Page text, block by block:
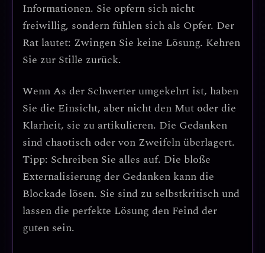
Informationen. Sie opfern sich nicht
freiwillig, sondern fühlen sich als Opfer. Der
Rat lautet: Zwingen Sie keine Lösung. Kehren
Sie zur Stille zurück.
WennAs der Schwerter umgekehrt ist, haben
Sie die Einsicht, aber nicht den Mut oder die
Klarheit, sie zu artikulieren. Die Gedanken
sind chaotisch oder von Zweifeln überlagert.
Tipp: Schreiben Sie alles auf. Die bloße
Externalisierung der Gedanken kann die
Blockade lösen. Sie sind zu selbstkritisch und
lassen die perfekte Lösung den Feind der
guten sein.